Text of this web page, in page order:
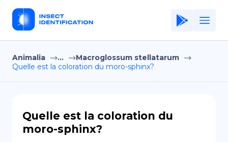
Home
Application
Terms of Use
Privacy Policy
Animalia ...
Macroglossum stellatarum
Quelle est la coloration du moro-sphinx?
Quelle est la coloration du
moro-sphinx?